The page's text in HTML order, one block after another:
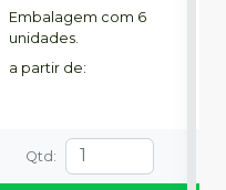
Embalagem com 6
unidades.
a partir de:
Qtd :